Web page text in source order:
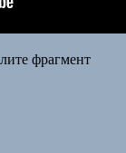
фрагмент